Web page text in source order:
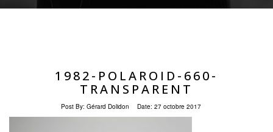
1982-POLAROID-660-
TRANSPARENT
Post By: Gérard Dolidon Date: 27 octobre 2017